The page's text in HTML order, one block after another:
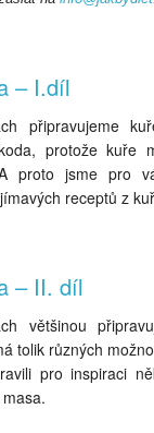
– I.díl
připravujeme
protože kuře
proto jsme pro
receptů z
– II. díl
většinou
tolik různých
pro inspiraci